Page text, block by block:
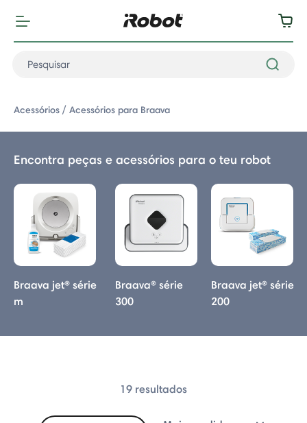
Acessórios Acessórios para Braava
Encontra peças e acessórios para o teu robot
Braava jet® série
m
Braava® série
300
Braava jet® série
200
para Braava
19 resultados